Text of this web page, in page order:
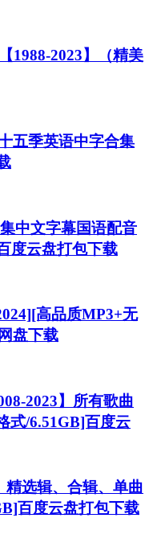
1988-2023】（精美
五季英语中字合集
中文字幕国语配音
度云盘打包下载
高品质MP3+无
盘下载
2023】所有歌曲
式/6.51GB]百度云
精选辑、合辑、单曲
百度云盘打包下载